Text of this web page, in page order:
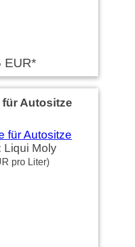
EUR*
Autositze
Liqui Moly
pro Liter)